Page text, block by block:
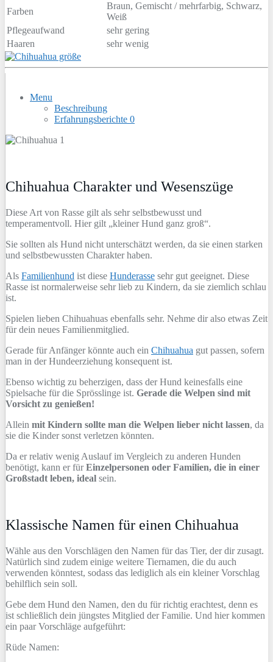
Farben
Braun, Gemischt / mehrfarbig, Schwarz,
Weiß
Pflegeaufwand
sehr gering
Haaren
sehr wenig
Menu
Beschreibung
Erfahrungsberichte 0
Chihuahua Charakter und Wesenszüge
Diese Art von Rasse gilt als sehr selbstbewusst und
temperamentvoll. Hier gilt „kleiner Hund ganz groß“.
Sie sollten als Hund nicht unterschätzt werden, da sie einen starken
und selbstbewussten Charakter haben.
Als Familienhund ist diese Hunderasse sehr gut geeignet. Diese
Rasse ist normalerweise sehr lieb zu Kindern, da sie ziemlich schlau
ist.
Spielen lieben Chihuahuas ebenfalls sehr. Nehme dir also etwas Zeit
für dein neues Familienmitglied.
Gerade für Anfänger könnte auch ein Chihuahua gut passen, sofern
man in der Hundeerziehung konsequent ist.
Ebenso wichtig zu beherzigen, dass der Hund keinesfalls eine
Spielsache für die Sprösslinge ist. Gerade die Welpen sind mit
Vorsicht zu genießen!
Allein mit Kindern sollte man die Welpen lieber nicht lassen, da
sie die Kinder sonst verletzen könnten.
Da er relativ wenig Auslauf im Vergleich zu anderen Hunden
benötigt, kann er fürEinzelpersonen oder Familien, die in einer
Großstadt leben, ideal sein.
Klassische Namen für einen Chihuahua
Wähle aus den Vorschlägen den Namen für das Tier, der dir zusagt.
Natürlich sind zudem einige weitere Tiernamen, die du auch
verwenden könntest, sodass das lediglich als ein kleiner Vorschlag
behilflich sein soll.
Gebe dem Hund den Namen, den du für richtig erachtest, denn es
ist schließlich dein jüngstes Mitglied der Familie. Und hier kommen
ein paar Vorschläge aufgeführt:
Rüde Namen: